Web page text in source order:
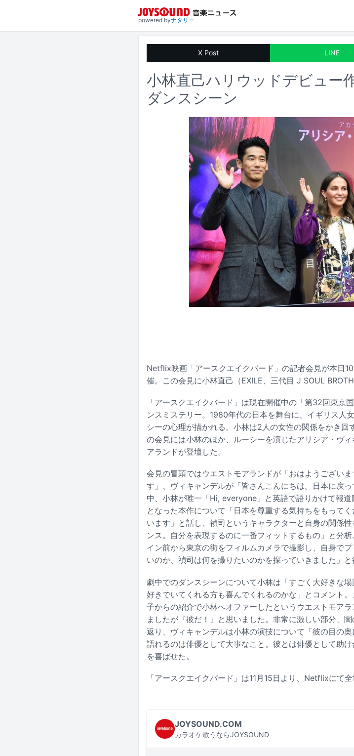
powered byナタリー
X Post LINE
小林直己ハリウッドデビュー
ダンスシーン
Netflix映画「アースクエイクバード」の記者会見が本日
催。この会見に小林直己（EXILE、三代目 J SOUL
「アースクエイクバード」は現在開催中の「第32回東京
ンスミステリー。1980年代の日本を舞台に、イギリス人
シーの心理が描かれる。小林は2人の女性の関係をかき
の会見には小林のほか、ルーシーを演じたアリシア・ヴ
アランドが登壇した。
会見の冒頭ではウエストモアランドが「おはようござい
す」、ヴィキャンデルが「皆さんこんにちは。日本に戻
中、小林が唯一「Hi, everyone」と英語で語りかけて報
となった本作について「日本を尊重する気持ちをもって
います」と話し、禎司というキャラクターと自身の関係
ンス。自分を表現するのに一番フィットするもの」と分
イン前から東京の街をフィルムカメラで撮影し、自身で
いのか、禎司は何を撮りたいのかを探っていきました」と
劇中でのダンスシーンについて小林は「すごく大好きな
好きでいてくれる方も喜んでくれるのかな」とコメント
子からの紹介で小林へオファーしたというウエストモア
ましたが『彼だ！』と思いました。非常に激しい部分、
返り、ヴィキャンデルは小林の演技について「彼の目の
語れるのは俳優として大事なこと。彼とは俳優として助
を喜ばせた。
「アースクエイクバード」は11月15日より、Netflixにて全
JOYSOUND.COM
カラオケ歌うならJOYSOUND